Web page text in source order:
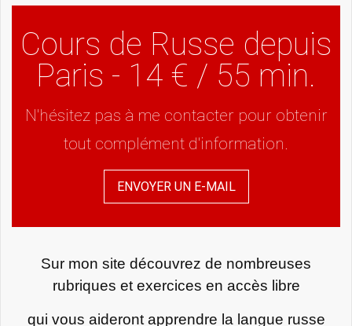
Cours de Russe depuis
Paris - 14 € / 55 min.
N'hésitez pas à me contacter pour obtenir
tout complément d'information.
ENVOYER UN E-MAIL
Sur mon site découvrez de nombreuses
rubriques et exercices en accès libre
qui vous aideront apprendre la langue russe